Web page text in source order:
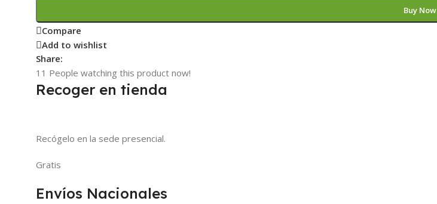
Buy Now
Compare
Add to wishlist
Share:
11 People watching this product now!
Recoger en tienda
Recógelo en la sede presencial.
Gratis
Envíos Nacionales